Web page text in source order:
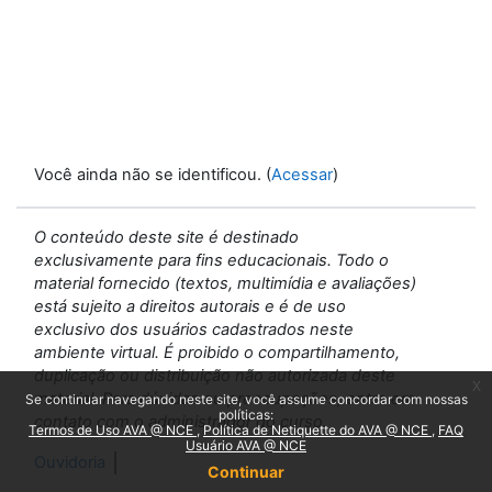
Se continuar navegando neste site, você assume concordar com nossas
políticas:
Termos de Uso AVA @ NCE
Política de Netiquette do AVA @ NCE
FAQ
Usuário AVA @ NCE
Continuar
Você ainda não se identificou. (Acessar)
O conteúdo deste site é destinado
exclusivamente para fins educacionais. Todo o
material fornecido (textos, multimídia e avaliações)
está sujeito a direitos autorais e é de uso
exclusivo dos usuários cadastrados neste
ambiente virtual. É proibido o compartilhamento,
duplicação ou distribuição não autorizada deste
material. Para dúvidas ou preocupações, entre em
contato com o administrador do curso.
Ouvidoria